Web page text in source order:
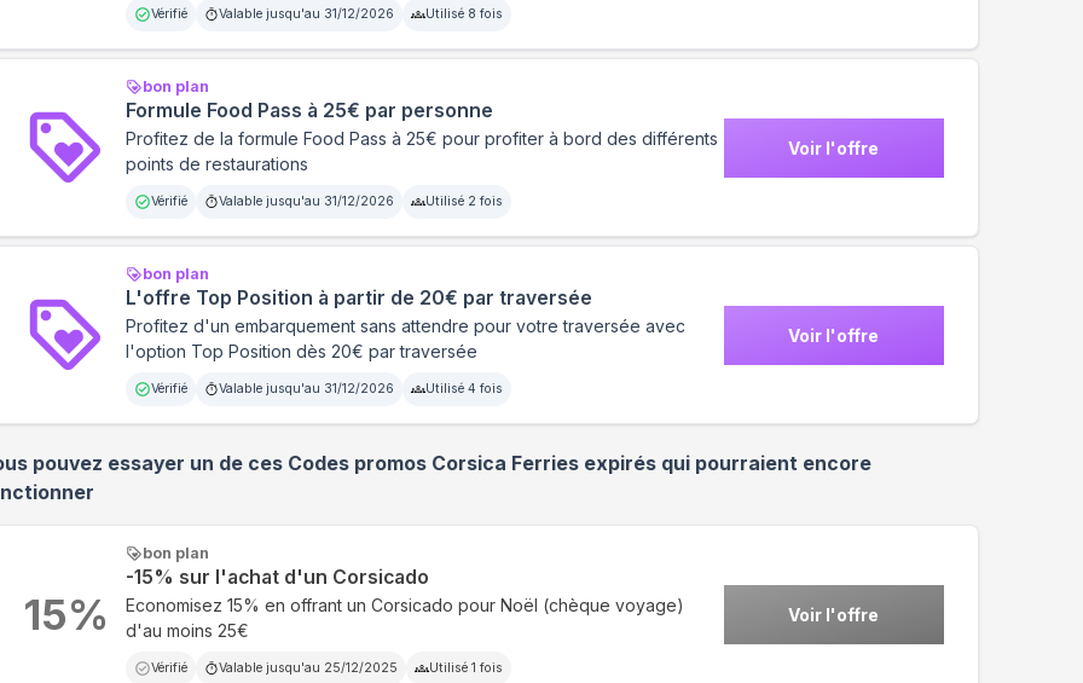
Vérifié Valable jusqu'au 31/12/2026 Utilisé 8 fois
bon plan
Formule Food Pass à 25€ par personne
Profitez de la formule Food Pass à 25€ pour profiter à bord des différents
points de restaurations
Vérifié Valable jusqu'au 31/12/2026 Utilisé 2 fois
Voir l'offre
bon plan
L'offre Top Position à partir de 20€ par traversée
Profitez d'un embarquement sans attendre pour votre traversée avec
l'option Top Position dès 20€ par traversée
Vérifié Valable jusqu'au 31/12/2026 Utilisé 4 fois
Voir l'offre
pouvez essayer un de ces Codes promos Corsica Ferriesexpirés qui pourraient encore
bon plan
-15% sur l'achat d'un Corsicado
Economisez 15% en offrant un Corsicado pour Noël (chèque voyage)
d'au moins 25€
Vérifié Valable jusqu'au 25/12/2025 Utilisé 1 fois
Voir l'offre
15%